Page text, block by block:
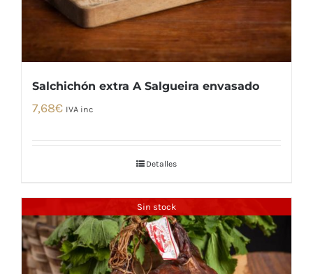
Salchichón extra A Salgueira envasado
7,68€ IVA inc
Detalles
Sin stock